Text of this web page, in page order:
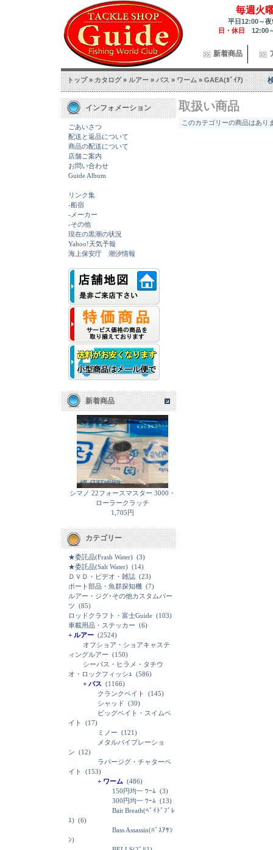
毎週火
平日12:00～
日・休日 12:00
新着商品
トップ»カタログ»ルアー»バス»ワーム»GAEA(ｶﾞｲｱ)
インフォメーション
ごあいさつ
配送と返品について
商品の配送について
店舗ご案内
お問い合わせ
Guide Album
リンク集
-船宿
-メーカー
-その他
現在の黒潮の状況
Yahoo!天気予報
海上保安庁 潮汐情報
新着商品
シマノ 22フォースマスター 3000・
ローラークラッチ
1,705円
カテゴリー
★委託品(Frash Water) (3)
★委託品(Salt Water) (14)
ＤＶＤ・ビデオ・雑誌 (23)
ボート部品・魚群探知機 (7)
ルアー・ジグ･その他カスタムパー
ツ (85)
ロッドクラフト・富士Guide (103)
車載用品・ステッカー (6)
+ ルアー (2524)
オフショア・ショアキャステ
ィングルアー (150)
シーバス・ヒラメ・タチウ
オ・ロックフィッシｭ (586)
+ バス (1166)
クランクベイト
(145)
シャッド (30)
ビッグベイト・スイムベ
イト
(17)
ミノー (121)
メタルバイブレーショ
ン (12)
ラバージグ・チャターベ
イト
(153)
+ ワーム (486)
150円均一 ﾜｰﾑ (3)
300円均一 ﾜｰﾑ (13)
Bait Breath(ﾍﾞｲﾄﾞﾌﾞﾚ
ｽ) (6)
Bass Assassin(ﾊﾞｽｱｻｼ
ﾝ)
取扱い商品
このカテゴリーの商品はあり